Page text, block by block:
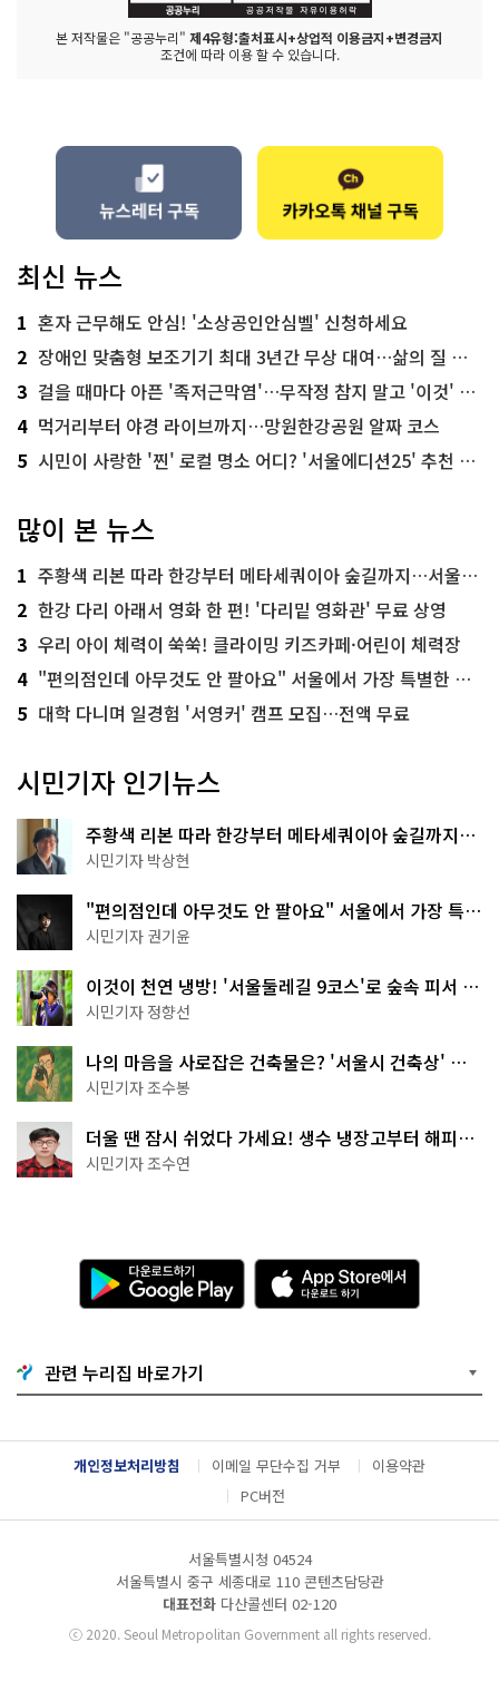
본 저작물은 "공공누리" 제4유형:출처표시+상업적 이용금지+변경금지
조건에 따라 이용 할 수 있습니다.
최신 뉴스
1 혼자 근무해도 안심! '소상공인안심벨' 신청하세요
2 장애인 맞춤형 보조기기 최대 3년간 무상 대여…삶의 질 높인다
3 걸을 때마다 아픈 '족저근막염'…무작정 참지 말고 '이것' 해보세요!
4 먹거리부터 야경 라이브까지…망원한강공원 알짜 코스
5 시민이 사랑한 '찐' 로컬 명소 어디? '서울에디션25' 추천 코스
많이 본 뉴스
1 주황색 리본 따라 한강부터 메타세쿼이아 숲길까지…서울둘레길 15코스
2 한강 다리 아래서 영화 한 편! '다리밑 영화관' 무료 상영
3 우리 아이 체력이 쑥쑥! 클라이밍 키즈카페·어린이 체력장
4 "편의점인데 아무것도 안 팔아요" 서울에서 가장 특별한 편의점의 정체
5 대학 다니며 일경험 '서영커' 캠프 모집…전액 무료
시민기자 인기뉴스
주황색 리본 따라 한강부터 메타세쿼이아 숲길까지…
서울둘레길 15코스
시민기자 박상현
"편의점인데 아무것도 안 팔아요" 서울에서 가장 특별
한 편의점의 정체
시민기자 권기윤
이것이 천연 냉방! '서울둘레길 9코스'로 숲속 피서 떠
나볼까
시민기자 정향선
나의 마음을 사로잡은 건축물은? '서울시 건축상' 수
상작 공개!
시민기자 조수봉
더울 땐 잠시 쉬었다 가세요! 생수 냉장고부터 해피소
·무더위쉼터까지
시민기자 조수연
다
운
로
기
G
o
g
l
e
l
A
p
p
e
서
다
운
드
관련 누리집 바로가기
개인정보처리방침 이메일 무단수집 거부
이용약관
PC버전
서울특별시청 04524
서울특별시 중구 세종대로 110 콘텐츠담당관
대표전화 다산콜센터 02-120
ⓒ2020. Seoul Metropolitan Government all rights reserved.